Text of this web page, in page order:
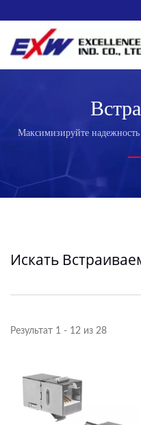
Данных С
Максимизируйте
Искать
Результат 1 - 12 из 28